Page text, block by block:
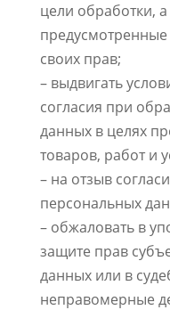
цели обработки,
своих прав;
– выдвигать
согласия при
данных в целях
товаров, работ и
– на отзыв
персональных
– обжаловать в
защите прав
данных или в
неправомерные